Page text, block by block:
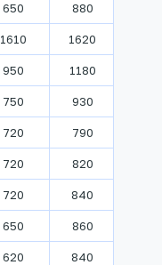
650 880
1610 1620
950 1180
750 930
720 790
720 820
720 840
650 860
620 840